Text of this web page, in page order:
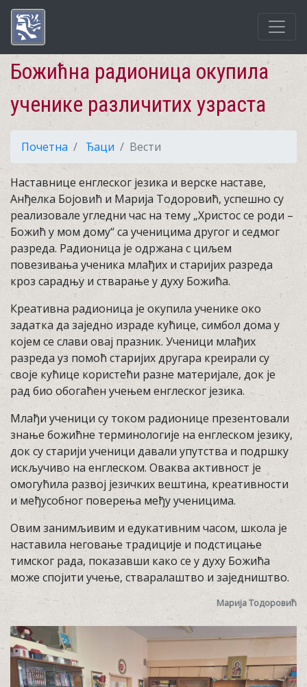
Божићна радионица окупила
ученике различитих узраста
Почетна Ђаци Вести
Наставнице енглеског језика и верске наставе,
Анђелка Бојовић и Марија Тодоровић, успешно су
реализовале угледни час на тему „Христос се роди –
Божић у мом дому“ са ученицима другог и седмог
разреда. Радионица је одржана с циљем
повезивања ученика млађих и старијих разреда
кроз сарадњу и стварање у духу Божића.
Креативна радионица је окупила ученике око
задатка да заједно израде кућице, симбол дома у
којем се слави овај празник. Ученици млађих
разреда уз помоћ старијих другара креирали су
своје кућице користећи разне материјале, док је
рад био обогаћен учењем енглеског језика.
Млађи ученици су током радионице презентовали
знање божићнe терминологије на енглеском језику,
док су старији ученици давали упутства и подршку
искључиво на енглеском. Оваква активност је
омогућила развој језичких вештина, креативности
и међусобног поверења међу ученицима.
Овим занимљивим и едукативним часом, школа је
наставила неговање традиције и подстицање
тимског рада, показавши како се у духу Божића
може спојити учење, стваралаштво и заједништво.
Марија Тодоровић